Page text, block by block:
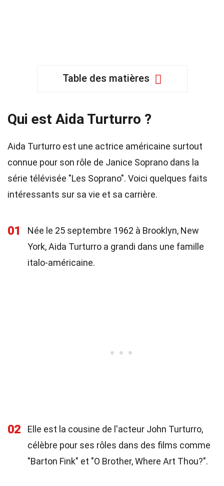
Table des matières
Qui est Aida Turturro ?
Aida Turturro est une actrice américaine surtout
connue pour son rôle de Janice Soprano dans la
série télévisée "Les Soprano". Voici quelques faits
intéressants sur sa vie et sa carrière.
01
Née le 25 septembre 1962 à Brooklyn, New
York, Aida Turturro a grandi dans une famille
italo-américaine.
02
Elle est la cousine de l'acteur John Turturro,
célèbre pour ses rôles dans des films comme
"Barton Fink" et "O Brother, Where Art Thou?".